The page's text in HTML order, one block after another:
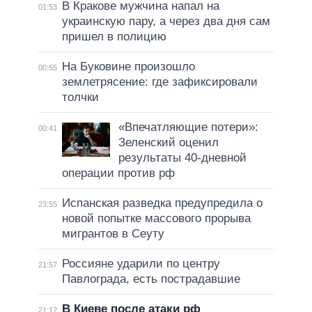
01:53
В Кракове мужчина напал на
украинскую пару, а через два дня сам
пришел в полицию
00:55
На Буковине произошло
землетрясение: где зафиксировали
толчки
00:41
«Впечатляющие потери»:
Зеленский оценил
результаты 40-дневной
операции против рф
23:55
Испанская разведка предупредила о
новой попытке массового прорыва
мигрантов в Сеуту
21:57
Россияне ударили по центру
Павлограда, есть пострадавшие
21:12 В Киеве после атаки рф